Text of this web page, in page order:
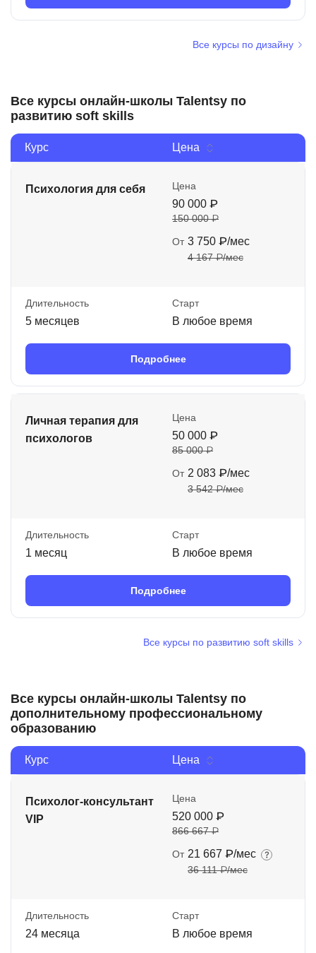
Все курсы по дизайну
Все курсы онлайн-школы Talentsy по
развитию soft skills
Курс Цена
Психология для себя Цена
90 000 ₽
150 000 ₽
От 3 750 ₽/мес
4 167 ₽/мес
Длительность
5 месяцев
Старт
В любое время
Подробнее
Личная терапия для
психологов
Цена
50 000 ₽
85 000 ₽
От 2 083 ₽/мес
3 542 ₽/мес
Длительность
1 месяц
Старт
В любое время
Подробнее
Все курсы по развитию soft skills
Все курсы онлайн-школы Talentsy по
дополнительному профессиональному
образованию
Курс Цена
Психолог-консультант
VIP
Цена
520 000 ₽
866 667 ₽
От 21 667 ₽/мес
36 111 ₽/мес
Длительность
24 месяца
Старт
В любое время